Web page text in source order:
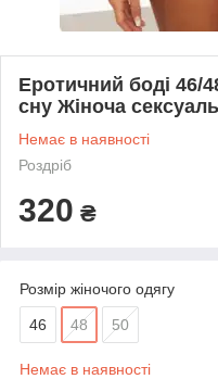
Еротичний боді 46/
сну Жіноча
Немає в наявності
Роздріб
320 ₴
Розмір жіночого одягу
46 48 50
Немає в наявності